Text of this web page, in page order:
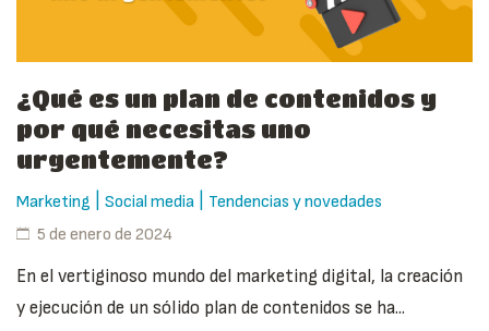
¿Qué es un plan de contenidos y
por qué necesitas uno
urgentemente?
Marketing Social media
Tendencias y novedades
5 de enero de 2024
En el vertiginoso mundo del marketing digital, la creación
y ejecución de un sólido plan de contenidos se ha...